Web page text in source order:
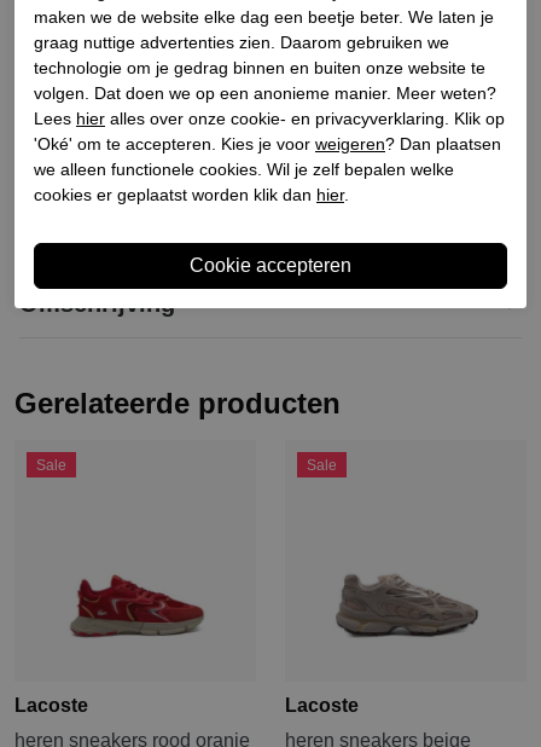
Materiaal buitenkant
Materiaal binnenkant
Stof
Materiaal zool
Rubber
Hakhoogte
Schachthoogte
7
Omschrijving
Gerelateerde producten
Sale
Lacoste
heren sneakers rood oranje
Sale
Lacoste
heren sneakers beige
maken we de website elke dag een beetje beter. We laten je
graag nuttige advertenties zien. Daarom gebruiken we
technologie om je gedrag binnen en buiten onze website te
volgen. Dat doen we op een anonieme manier. Meer weten?
Lees hier alles over onze cookie- en privacyverklaring. Klik op
'Oké' om te accepteren. Kies je voor weigeren? Dan plaatsen
we alleen functionele cookies. Wil je zelf bepalen welke
cookies er geplaatst worden klik dan hier.